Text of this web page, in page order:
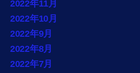
2022年11月
2022年10月
2022年9月
2022年8月
2022年7月